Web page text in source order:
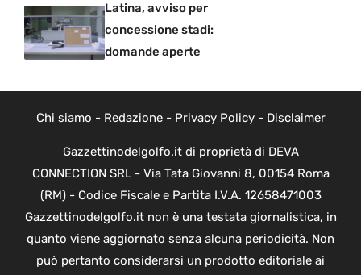
Latina, avviso per
concessione stadi:
domande aperte
Chi siamo - Redazione- Privacy Policy- Disclaimer
Gazzettinodelgolfo.it di proprietà di DEVA
CONNECTION SRL - Via Tata Giovanni 8, 00154 Roma
(RM) - Codice Fiscale e Partita I.V.A. 12658471003
Gazzettinodelgolfo.it non è una testata giornalistica, in
quanto viene aggiornato senza alcuna periodicità. Non
può pertanto considerarsi un prodotto editoriale ai